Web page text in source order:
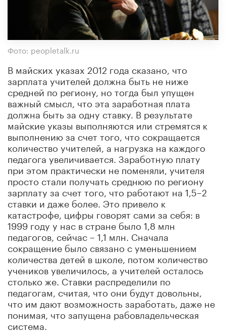
Фото: peopletalk.ru
В майских указах 2012 года сказано, что
зарплата учителей должна быть не ниже
средней по региону, но тогда был упущен
важный смысл, что эта заработная плата
должна быть за одну ставку. В результате
майские указы выполняются или стремятся к
выполнению за счет того, что сокращается
количество учителей, а нагрузка на каждого
педагога увеличивается. Заработную плату
при этом практически не поменяли, учителя
просто стали получать среднюю по региону
зарплату за счет того, что работают на 1,5–2
ставки и даже более. Это привело к
катастрофе, цифры говорят сами за себя: в
1999 году у нас в стране было 1,8 млн
педагогов, сейчас – 1,1 млн. Сначала
сокращение было связано с уменьшением
количества детей в школе, потом количество
учеников увеличилось, а учителей осталось
столько же. Ставки распределили по
педагогам, считая, что они будут довольны,
что им дают возможность заработать, даже не
понимая, что запущена рабовладельческая
система.